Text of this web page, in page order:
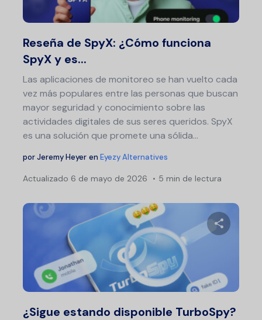
Reseña de SpyX: ¿Cómo funciona
SpyX y es...
Las aplicaciones de monitoreo se han vuelto cada
vez más populares entre las personas que buscan
mayor seguridad y conocimiento sobre las
actividades digitales de sus seres queridos. SpyX
es una solución que promete una sólida...
porJeremy Heyer en Eyezy Alternatives
Actualizado 6 de mayo de 2026 5 min de lectura
¿Sigue estando disponible TurboSpy?